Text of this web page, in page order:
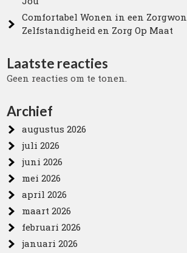
Comfortabel Wonen in een
Zelfstandigheid en Zorg Op Maat
Laatste reacties
Geen reacties om te tonen.
Archief
augustus 2026
juli 2026
juni 2026
mei 2026
april 2026
maart 2026
februari 2026
januari 2026